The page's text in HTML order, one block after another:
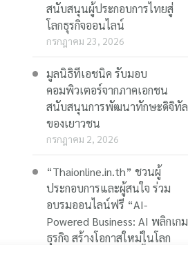
สนับสนุนผู้ประกอบการไทยสู่
โลกธุรกิจออนไลน์
กรกฎาคม 23, 2026
มูลนิธิทีเอชนิค รับมอบ
คอมพิวเตอร์จากภาคเอกชน
สนับสนุนการพัฒนาทักษะดิจิทัล
ของเยาวชน
กรกฎาคม 2, 2026
“Thaionline.in.th” ชวนผู้
ประกอบการและผู้สนใจ ร่วม
อบรมออนไลน์ฟรี “AI-
Powered Business: AI พลิกเกม
ธุรกิจ สร้างโอกาสใหม่ในโลก